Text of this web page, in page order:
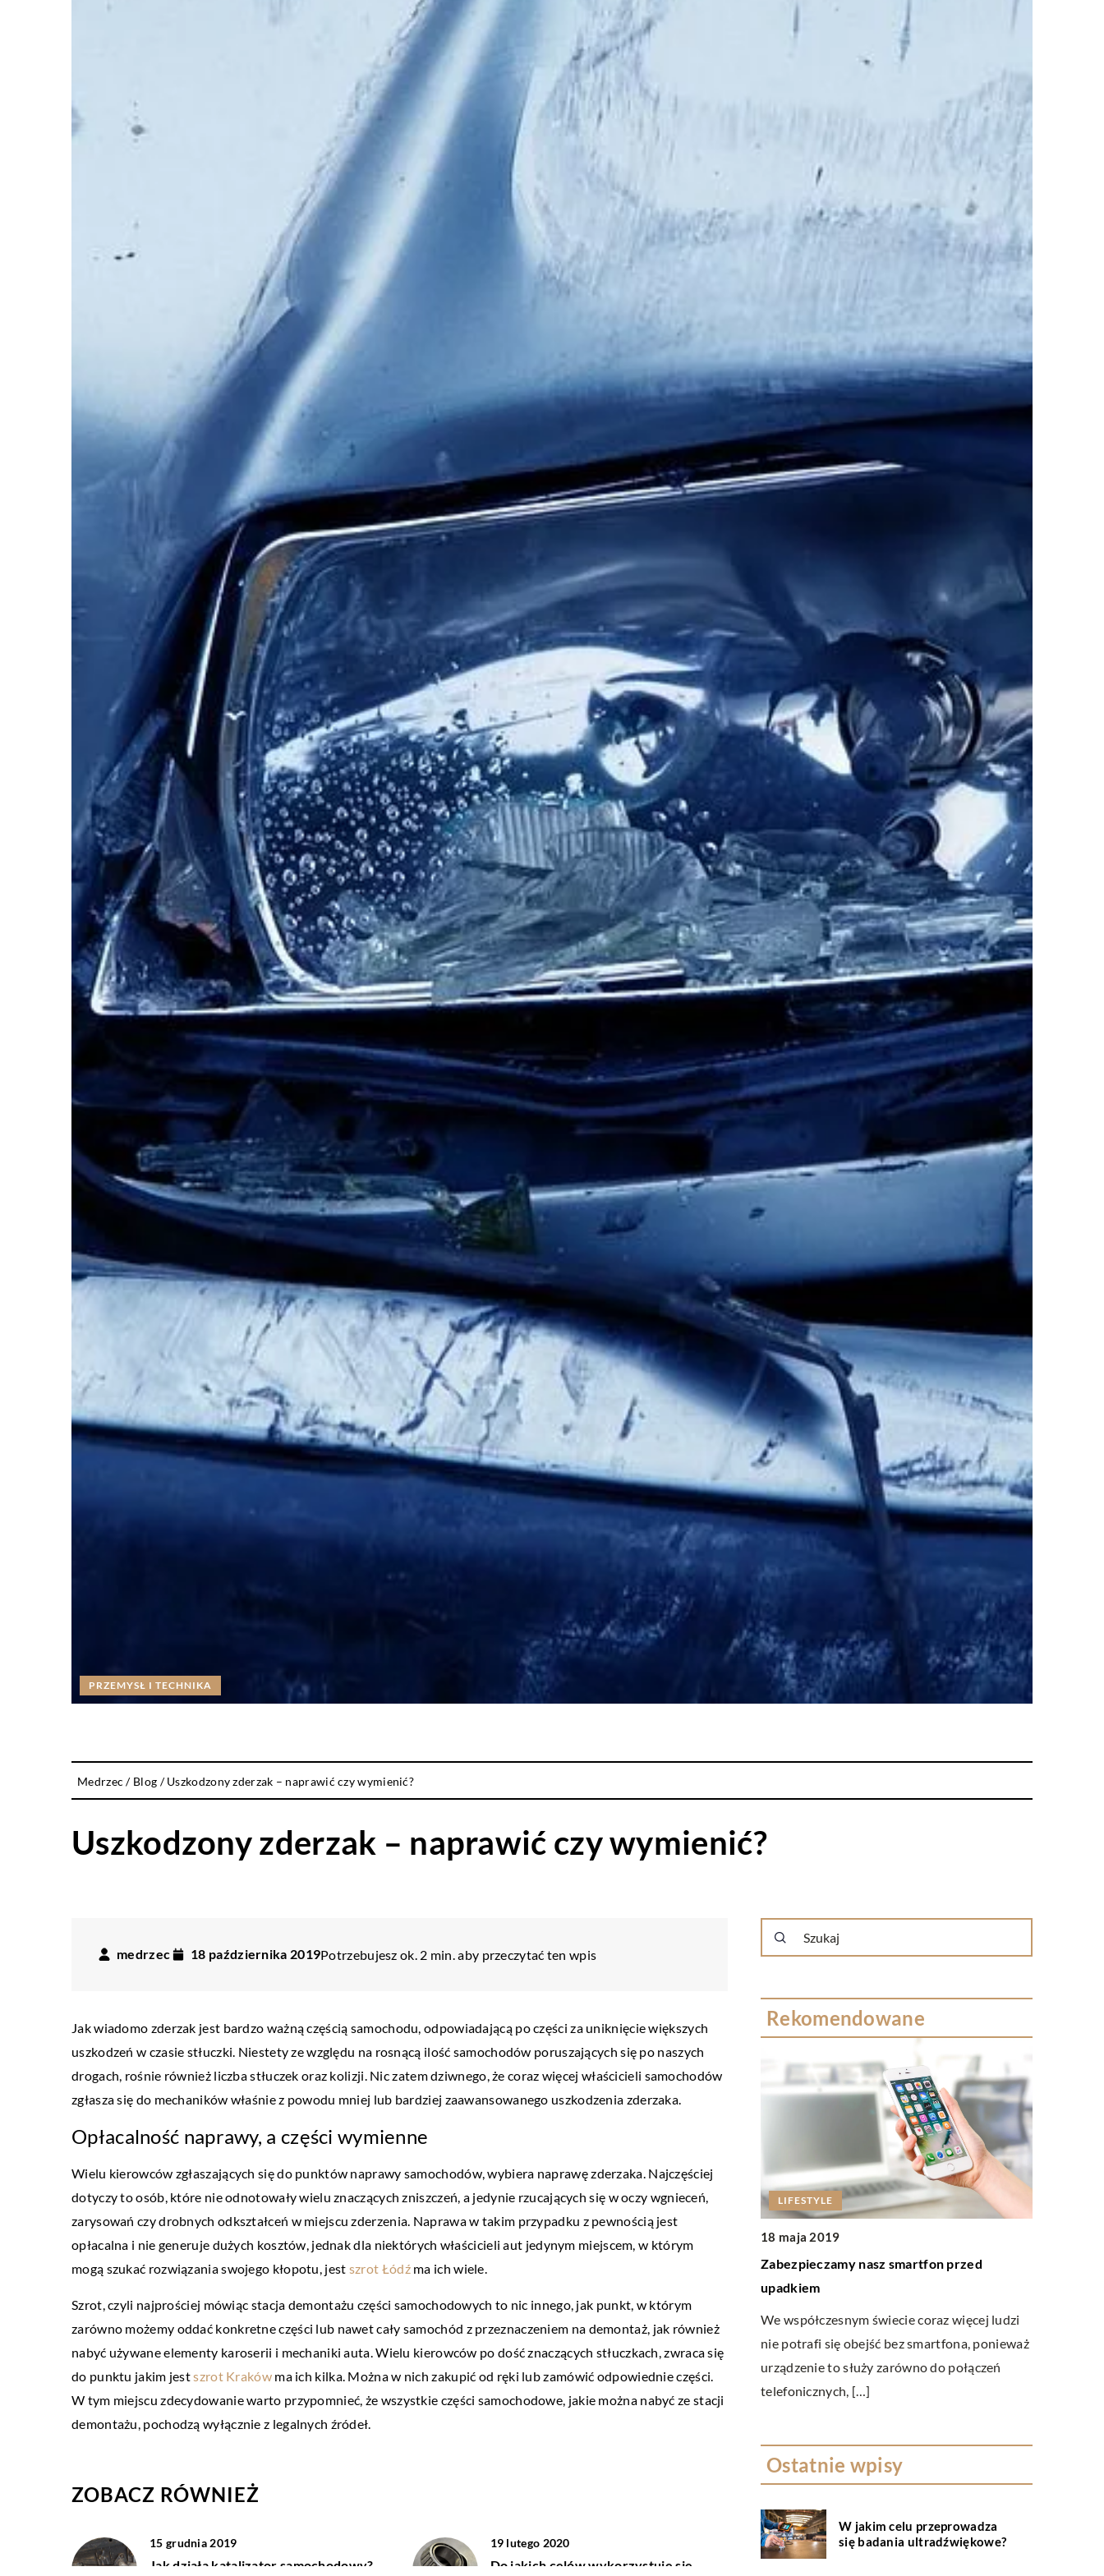
PRZEMYSŁ I TECHNIKA
Medrzec / Blog /Uszkodzony zderzak – naprawić czy wymienić?
Uszkodzony zderzak – naprawić czy wymienić?
medrzec 18 października 2019Potrzebujesz ok. 2 min. aby przeczytać ten wpis
Jak wiadomo zderzak jest bardzo ważną częścią samochodu, odpowiadającą po części za uniknięcie większych
uszkodzeń w czasie stłuczki. Niestety ze względu na rosnącą ilość samochodów poruszających się po naszych
drogach, rośnie również liczba stłuczek oraz kolizji. Nic zatem dziwnego, że coraz więcej właścicieli samochodów
zgłasza się do mechaników właśnie z powodu mniej lub bardziej zaawansowanego uszkodzenia zderzaka.
Opłacalność naprawy, a części wymienne
Wielu kierowców zgłaszających się do punktów naprawy samochodów, wybiera naprawę zderzaka. Najczęściej
dotyczy to osób, które nie odnotowały wielu znaczących zniszczeń, a jedynie rzucających się w oczy wgnieceń,
zarysowań czy drobnych odkształceń w miejscu zderzenia. Naprawa w takim przypadku z pewnością jest
opłacalna i nie generuje dużych kosztów, jednak dla niektórych właścicieli aut jedynym miejscem, w którym
mogą szukać rozwiązania swojego kłopotu, jest szrot Łódźma ich wiele.
Szrot, czyli najprościej mówiąc stacja demontażu części samochodowych to nic innego, jak punkt, w którym
zarówno możemy oddać konkretne części lub nawet cały samochód z przeznaczeniem na demontaż, jak również
nabyć używane elementy karoserii i mechaniki auta. Wielu kierowców po dość znaczących stłuczkach, zwraca się
do punktu jakim jestszrot Krakówma ich kilka. Można w nich zakupić od ręki lub zamówić odpowiednie części.
W tym miejscu zdecydowanie warto przypomnieć, że wszystkie części samochodowe, jakie można nabyć ze stacji
demontażu, pochodzą wyłącznie z legalnych źródeł.
ZOBACZ RÓWNIEŻ
15 grudnia 2019
Jak działa katalizator samochodowy?
19 lutego 2020
Do jakich celów wykorzystuje się
Rekomendowane
LIFESTYLE
Najpopularniejsze kroje kurtek damskich
PRZEMYSŁ I TECHNIKA
20 kwietnia 2021
LIFESTYLE
18 maja 2019
Zabezpieczamy nasz smartfon przed
upadkiem
We współczesnym świecie coraz więcej ludzi
nie potrafi się obejść bez smartfona, ponieważ
urządzenie to służy zarówno do połączeń
telefonicznych, […]
Ostatnie wpisy
W jakim celu przeprowadza
się badania ultradźwiękowe?